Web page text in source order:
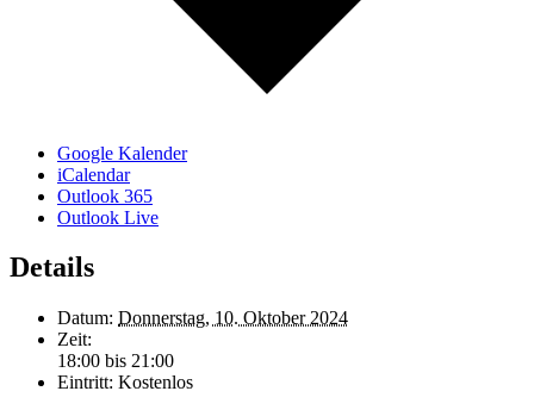
Google Kalender
iCalendar
Outlook 365
Outlook Live
Details
Datum: Donnerstag, 10. Oktober 2024
Zeit:
18:00 bis 21:00
Eintritt: Kostenlos